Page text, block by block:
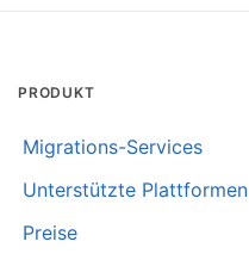
PRODUKT
Migrations-Services
Unterstützte Plattformen
Preise